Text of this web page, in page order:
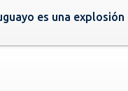
es una